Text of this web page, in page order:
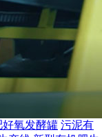
好氧发酵罐 污泥有